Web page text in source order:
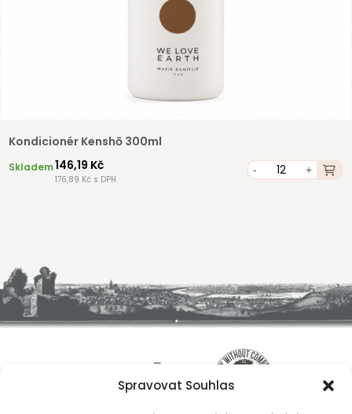
Spravovat Souhlas
Kondicionér Kenshō 300ml
Skladem146,19 Kč
176,89 Kč s DPH
- +